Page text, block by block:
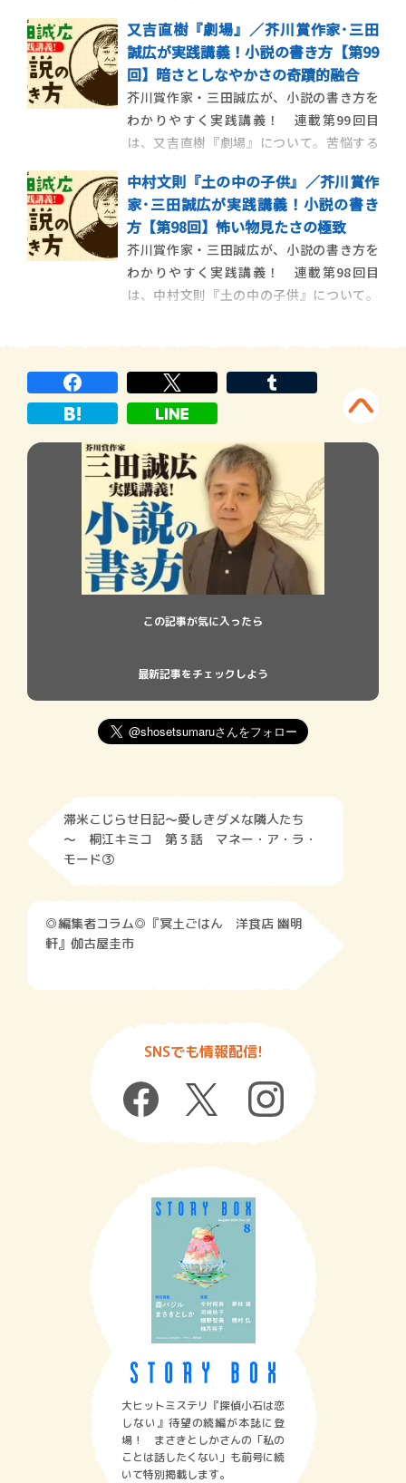
す。 【今回の作品】 沼田真佑『影裏』 震
災6年目に生まれた繊細な喪失の物語 震災6
年目に生まれた繊細な喪失の物語、沼田真
佑『影裏』について この […]
又吉直樹『劇場』／芥川賞作家･三田
誠広が実践講義！小説の書き方【第99
回】暗さとしなやかさの奇蹟的融合
芥川賞作家・三田誠広が、小説の書き方を
わかりやすく実践講義！ 連載第99回目
は、又吉直樹『劇場』について。苦悩する
【今回の作品】 又吉直樹『劇場』 苦悩す
る若者の恋愛を描く 苦悩する若者の恋愛を
描いた、又吉直樹『劇場』について 2015年
に芥川賞を受賞した又吉直 […]
中村文則『土の中の子供』／芥川賞作
家･三田誠広が実践講義！小説の書き
方【第98回】怖い物見たさの極致
芥川賞作家・三田誠広が、小説の書き方を
わかりやすく実践講義！ 連載第98回目
は、中村文則『土の中の子供』について。
青年の苦悩と希望を描く 虐待されて育った
青年の苦悩と希望を描いた、中 […]
この記事が気に入ったら
最新記事をチェックしよう
滞米こじらせ日記～愛しきダメな隣人たち
～ 桐江キミコ 第３話 マネー・ア・ラ・
モード③
◎編集者コラム◎『冥土ごはん 洋食店 幽明
軒』伽古屋圭市
SNSでも情報配信!
大ヒットミステリ『探偵小石は恋
しない』待望の続編が本誌に登
場！ まさきとしかさんの「私の
ことは話したくない」も前号に続
いて特別掲載します。